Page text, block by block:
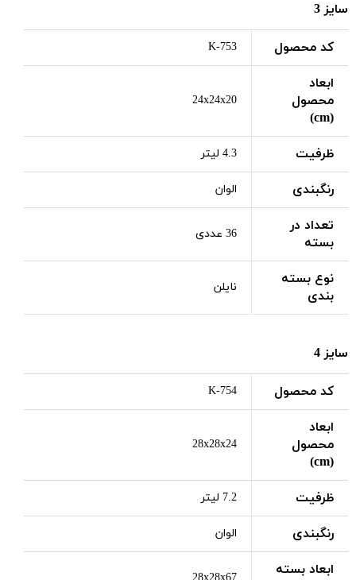
سایز 3
کد محصول K-753
ابعاد
محصول
(cm)
24x24x20
ظرفیت 4.3 لیتر
رنگبندی الوان
تعداد در
بسته
36 عددی
نوع بسته
بندی
نایلن
سایز 4
کد محصول K-754
ابعاد
محصول
(cm)
28x28x24
ظرفیت 7.2 لیتر
رنگبندی الوان
ابعاد بسته